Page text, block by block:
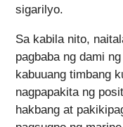
sigarilyo.
Sa kabila nito,
pagbaba ng dami
kabuuang timbang
nagpapakita ng
hakbang at